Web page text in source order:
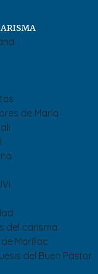
de María
del carisma
Marillac
del Buen Pastor